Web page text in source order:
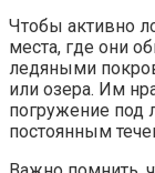
Чтобы активно
места, где они
ледяными
или озера. Им
погружение под
постоянным